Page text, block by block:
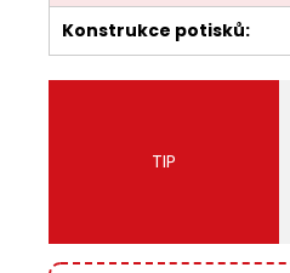
Konstrukce potisků:
TIP